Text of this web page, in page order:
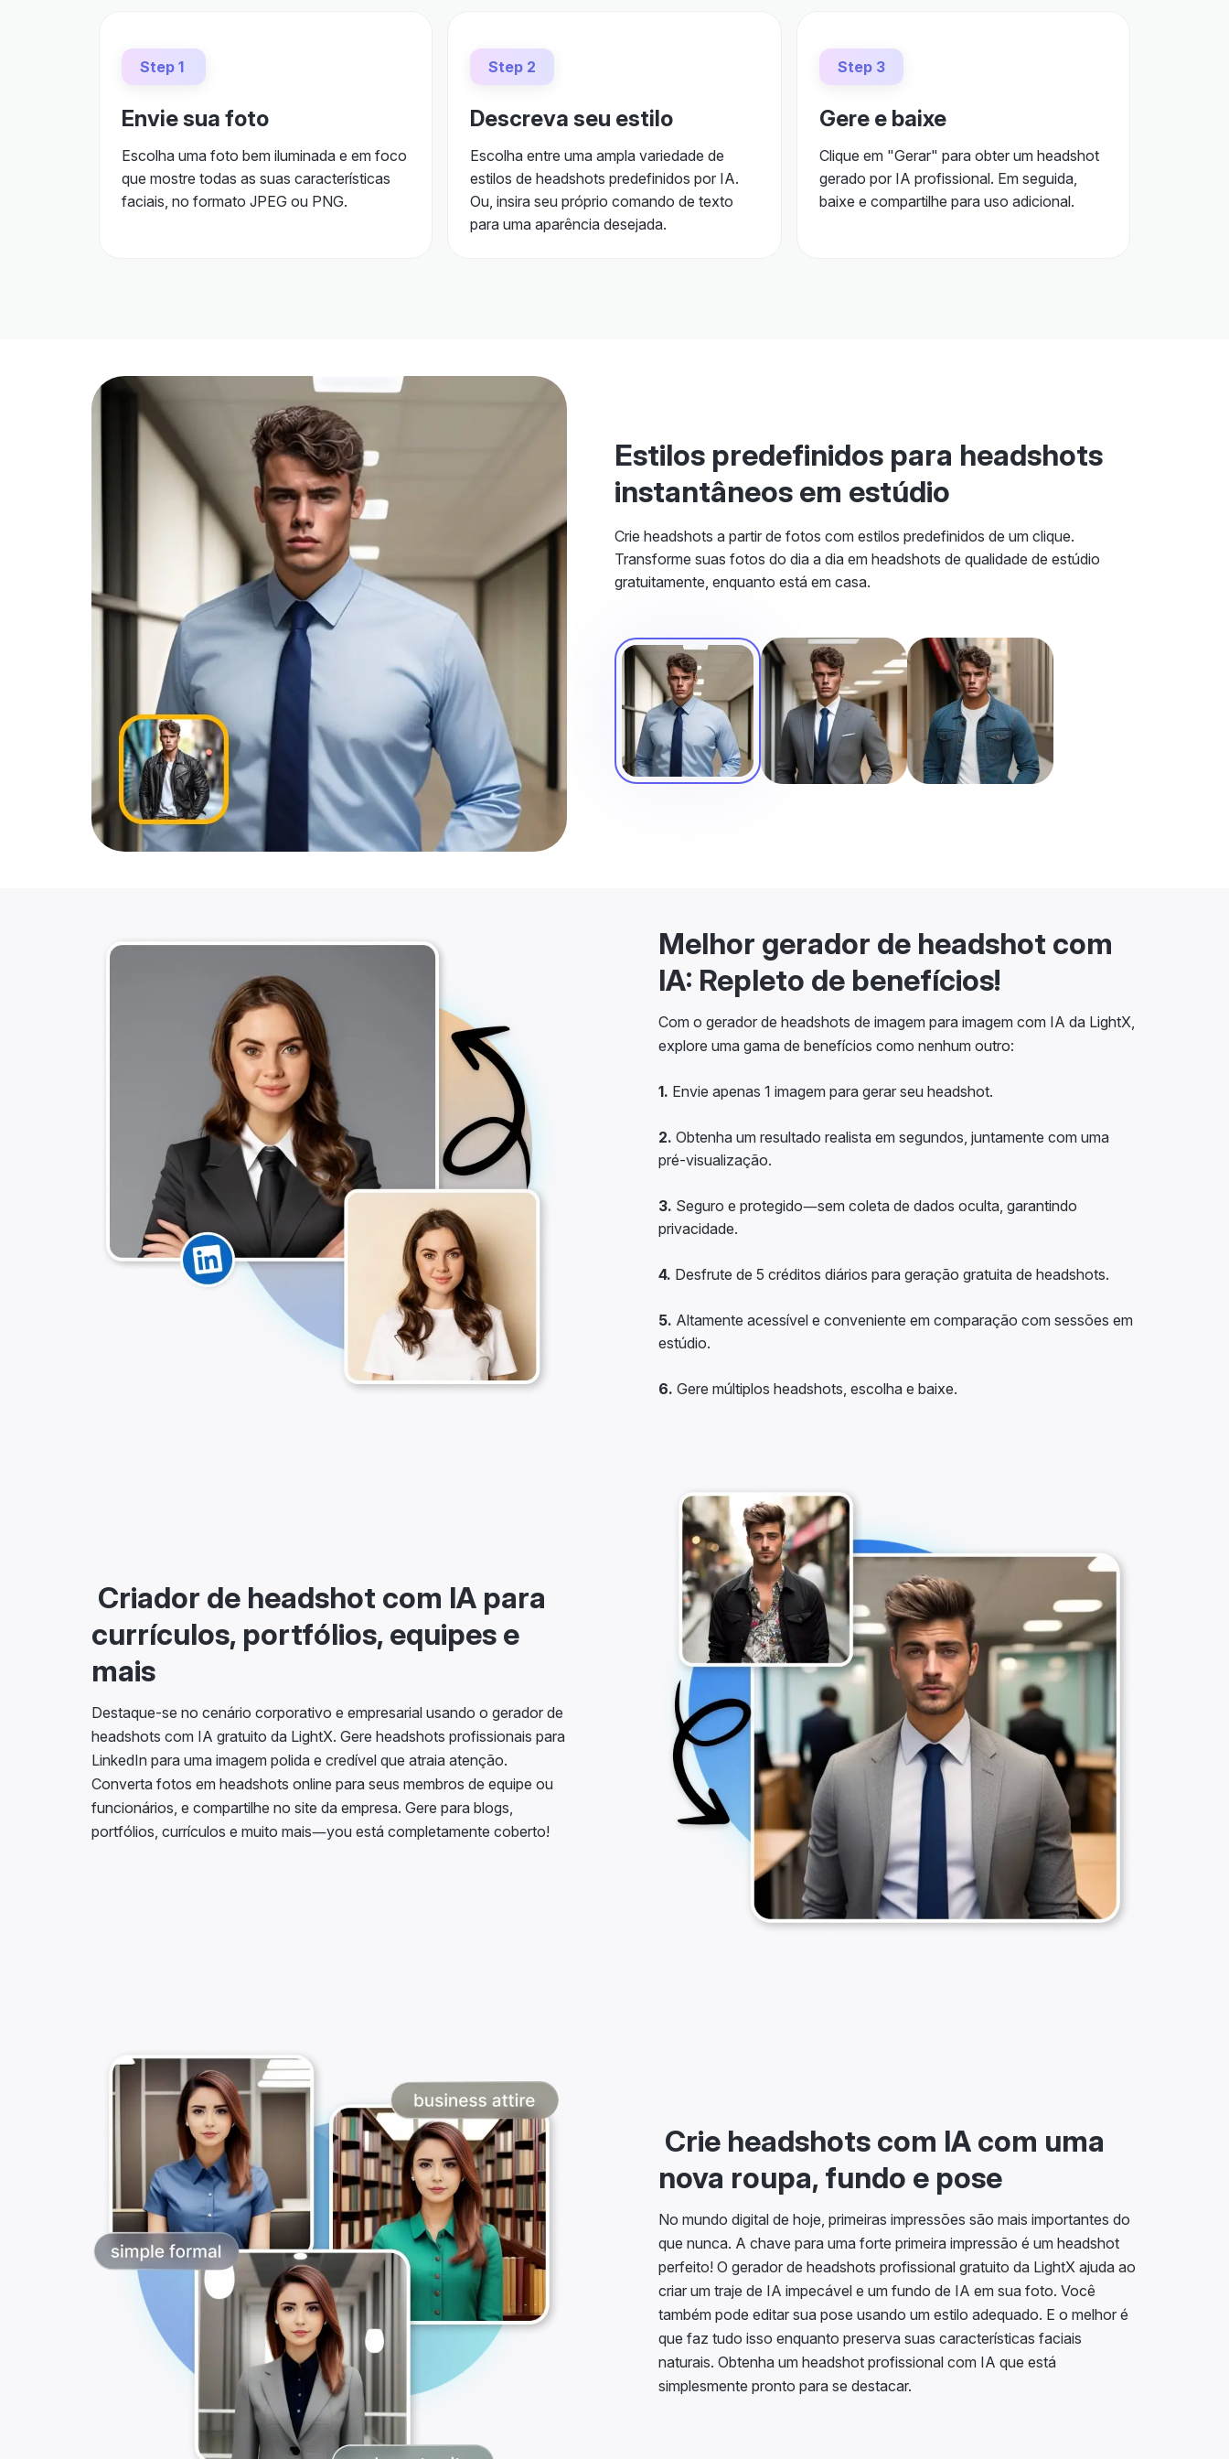
Step 1
Envie sua foto
Escolha uma foto bem iluminada e em foco
que mostre todas as suas características
faciais, no formato JPEG ou PNG.
Step 2
Descreva seu estilo
Escolha entre uma ampla variedade de
estilos de headshots predefinidos por IA.
Ou, insira seu próprio comando de texto
para uma aparência desejada.
Step 3
Gere e baixe
Clique em "Gerar" para obter um headshot
gerado por IA profissional. Em seguida,
baixe e compartilhe para uso adicional.
Estilos predefinidos para headshots
instantâneos em estúdio
Crie headshots a partir de fotos com estilos predefinidos de um clique.
Transforme suas fotos do dia a dia em headshots de qualidade de estúdio
gratuitamente, enquanto está em casa.
Melhor gerador de headshot com
IA: Repleto de benefícios!
Com o gerador de headshots de imagem para imagem com IA da LightX,
explore uma gama de benefícios como nenhum outro:
1. Envie apenas 1 imagem para gerar seu headshot.
2. Obtenha um resultado realista em segundos, juntamente com uma
pré-visualização.
3. Seguro e protegido—sem coleta de dados oculta, garantindo
privacidade.
4. Desfrute de 5 créditos diários para geração gratuita de headshots.
5. Altamente acessível e conveniente em comparação com sessões em
estúdio.
6. Gere múltiplos headshots, escolha e baixe.
Criador de headshot com IA para
currículos, portfólios, equipes e
mais
Destaque-se no cenário corporativo e empresarial usando o gerador de
headshots com IA gratuito da LightX. Gere headshots profissionais para
LinkedIn para uma imagem polida e credível que atraia atenção.
Converta fotos em headshots online para seus membros de equipe ou
funcionários, e compartilhe no site da empresa. Gere para blogs,
portfólios, currículos e muito mais—you está completamente coberto!
Crie headshots com IA com uma
nova roupa, fundo e pose
No mundo digital de hoje, primeiras impressões são mais importantes do
que nunca. A chave para uma forte primeira impressão é um headshot
perfeito! O gerador de headshots profissional gratuito da LightX ajuda ao
criar um traje de IA impecável e um fundo de IA em sua foto. Você
também pode editar sua pose usando um estilo adequado. E o melhor é
que faz tudo isso enquanto preserva suas características faciais
naturais. Obtenha um headshot profissional com IA que está
simplesmente pronto para se destacar.